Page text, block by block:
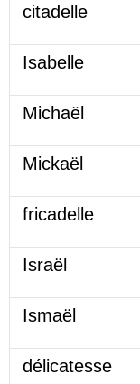
citadelle
Isabelle
Michaël
Mickaël
fricadelle
Israël
Ismaël
délicatesse